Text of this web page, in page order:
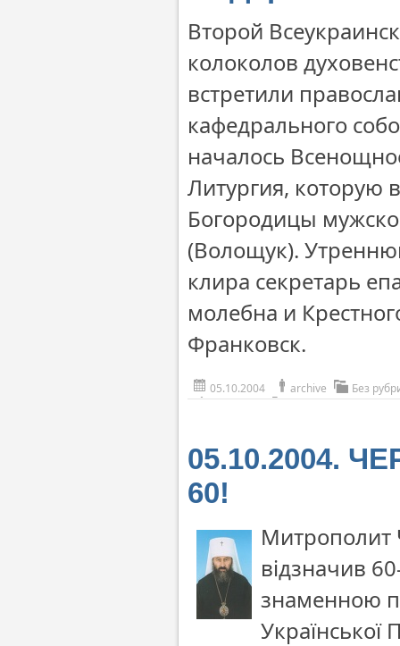
Второй
колоколов
встретили
кафедрального
началось
Литургия, которую
Богородицы
(Волощук).
клира секретарь
молебна и
Франковск.
05.10.2004 archive Без
05.10.2004.
60!
Митрополит
відзначив
знаменною